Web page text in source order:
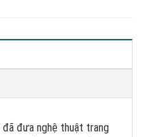
đã đưa nghệ thuật trang